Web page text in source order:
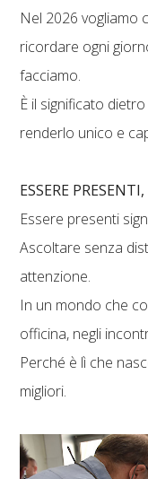
Nel 2026 vogliamo
ricordare ogni
facciamo.
È il significato
renderlo unico e
ESSERE
Essere presenti
Ascoltare senza
attenzione.
In un mondo che
officina, negli
Perché è lì che
migliori.